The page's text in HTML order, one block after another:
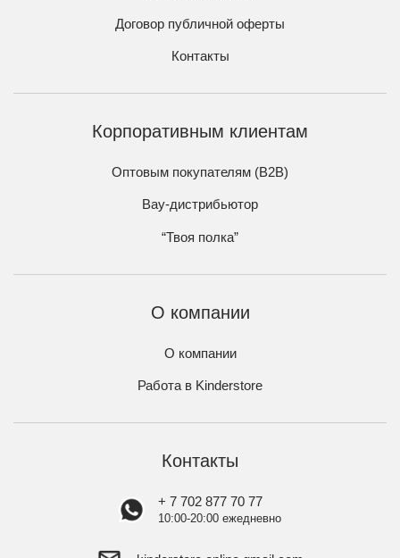
Договор публичной оферты
Контакты
Корпоративным клиентам
Оптовым покупателям (B2B)
Вау-дистрибьютор
“Твоя полка”
О компании
О компании
Работа в Kinderstore
Контакты
+ 7 702 877 70 77
10:00-20:00 ежедневно